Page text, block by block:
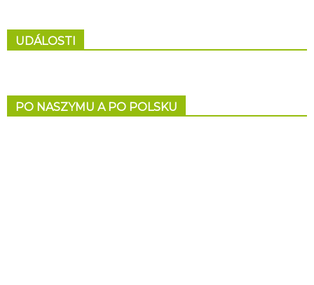
UDÁLOSTI
PO NASZYMU A PO POLSKU